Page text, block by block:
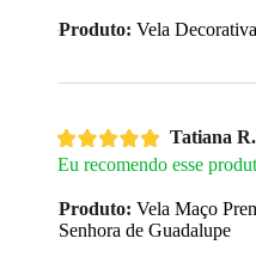
Produto: Vela
Tatiana R.
Eu recomendo esse
Produto: Vela Maço
Senhora de Guadalupe